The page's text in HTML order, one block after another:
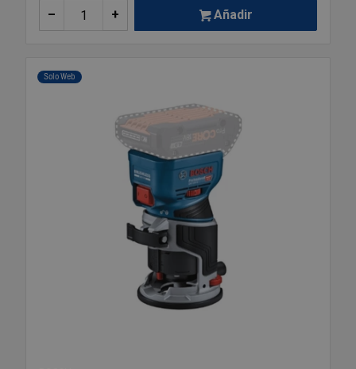
+
– Añadir
Solo Web